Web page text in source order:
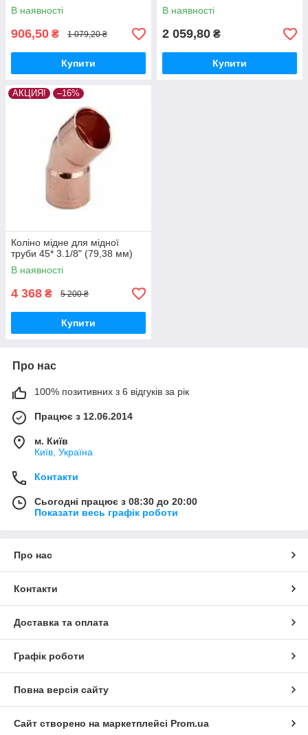
В наявності
906,50 ₴ 1 079,20 ₴
Купити
В наявності
2 059,80 ₴
Купити
АКЦИЯ! –16%
Коліно мідне для мідної
труби 45* 3.1/8" (79,38 мм)
В наявності
4 368 ₴ 5 200 ₴
Купити
Про нас
100% позитивних з 6 відгуків за рік
Працює з 12.06.2014
м. Київ
Київ, Україна
Контакти
Сьогодні працює з 08:30 до 20:00
Показати весь графік роботи
Про нас
Контакти
Доставка та оплата
Графік роботи
Повна версія сайту
Сайт створено на маркетплейсі Prom.ua